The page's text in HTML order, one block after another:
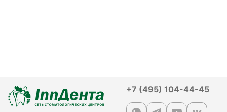
+7 (495) 104-44-45